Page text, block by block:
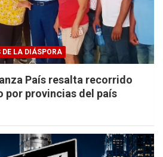
LA DIÁSPORA
País resalta recorrido
por provincias del país